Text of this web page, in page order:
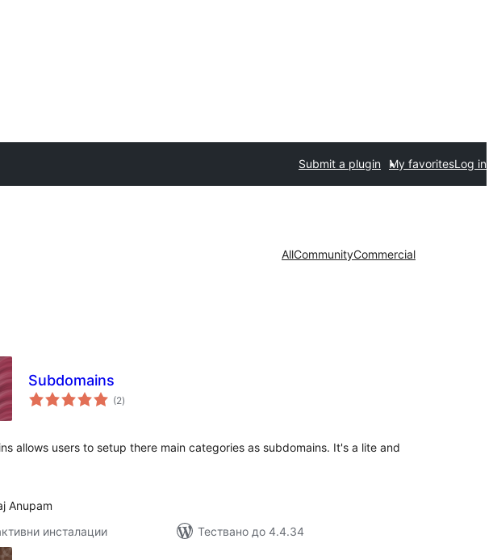
Submit a plugin My favoritesLog in
AllCommunityCommercial
Subdomains
(2общо
оценки
)
allows users to setup there main categories as subdomains. It's a lite and
Anupam
инсталации
Тествано до 4.4.34